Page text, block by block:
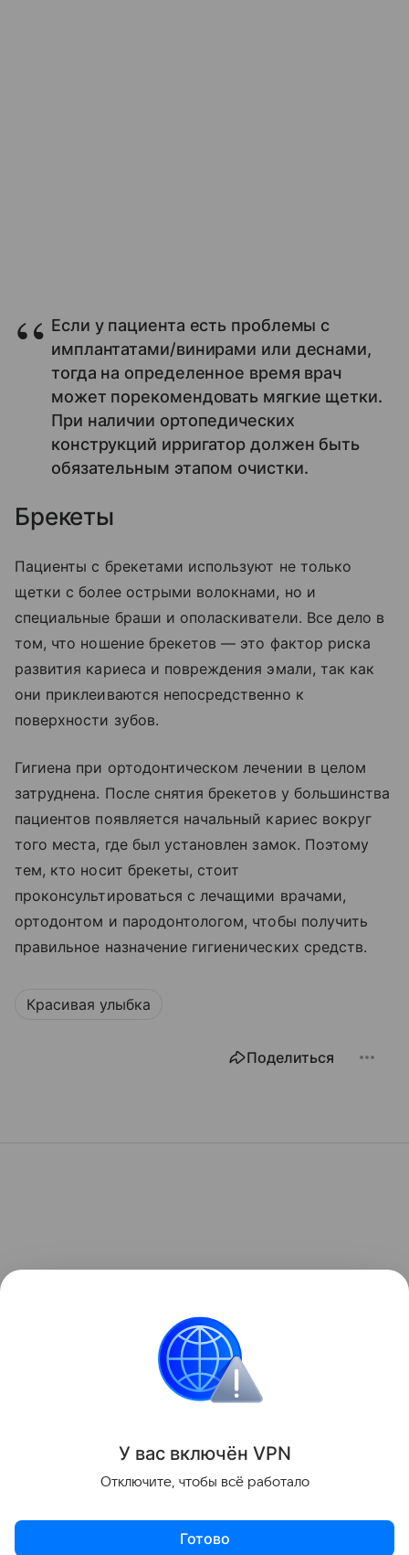
Если у пациента есть проблемы с
имплантатами/винирами или деснами,
тогда на определенное время врач
может порекомендовать мягкие щетки.
При наличии ортопедических
конструкций ирригатор должен быть
обязательным этапом очистки.
Брекеты
Пациенты с брекетами используют не только
щетки с более острыми волокнами, но и
специальные браши и ополаскиватели. Все дело в
том, что ношение брекетов — это фактор риска
развития кариеса и повреждения эмали, так как
они приклеиваются непосредственно к
поверхности зубов.
Гигиена при ортодонтическом лечении в целом
затруднена. После снятия брекетов у большинства
пациентов появляется начальный кариес вокруг
того места, где был установлен замок. Поэтому
тем, кто носит брекеты, стоит
проконсультироваться с лечащими врачами,
ортодонтом и пародонтологом, чтобы получить
правильное назначение гигиенических средств.
Красивая улыбка
Поделиться
У вас включён VPN
Отключите, чтобы всё работало
Готово